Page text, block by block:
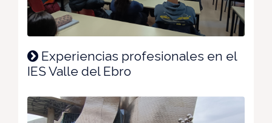
Experiencias profesionales en el
IES Valle del Ebro